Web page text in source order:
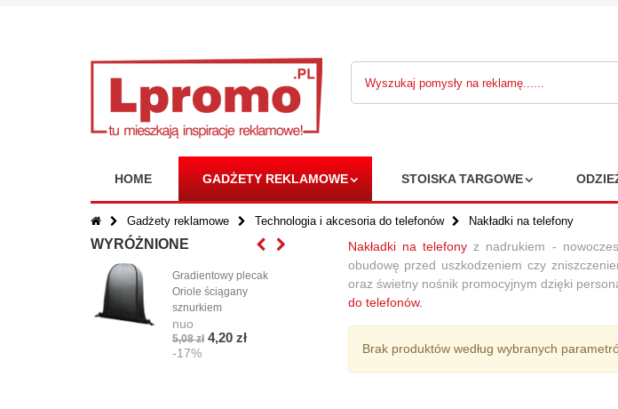
HOME GADŻETY REKLAMOWE STOISKA TARGOWE
Gadżety reklamowe Technologia i akcesoria do telefonów Nakładki na telefony
Nakładki na telefonyz nadrukiem -
obudowę przed uszkodzeniem czy
oraz świetny nośnik promocyjnym dzięki
do telefonów.
Brak produktów według wybranych
WYRÓŻNIONE
Gradientowy plecak
Oriole ściągany
sznurkiem
nuo
5,08 zł 4,20 zł
-17%
Anton Pro słuchawki
ANC
nuo
370,85 zł